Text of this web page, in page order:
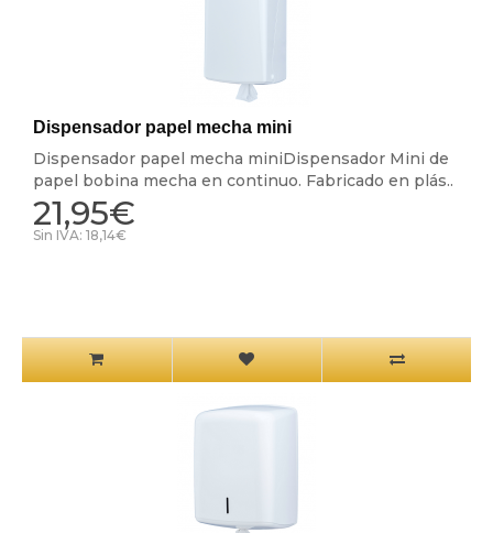
Dispensador papel mecha mini
Dispensador papel mecha miniDispensador Mini de
papel bobina mecha en continuo. Fabricado en plás..
21,95€
Sin IVA: 18,14€